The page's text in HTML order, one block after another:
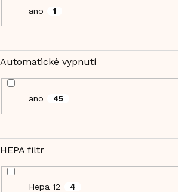
ano 1
Automatické vypnutí
ano 45
HEPA filtr
Hepa 12 4